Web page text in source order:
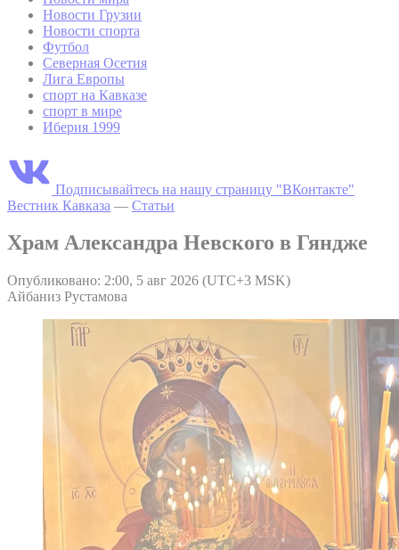
Новости Грузии
Новости спорта
Футбол
Северная Осетия
Лига Европы
спорт на Кавказе
спорт в мире
Иберия 1999
Подписывайтесь на нашу страницу "ВКонтакте"
Вестник Кавказа — Статьи
Храм Александра Невского в Гяндже
Опубликовано: 2:00, 5 авг 2026 (UTC+3 MSK)
Айбаниз Рустамова